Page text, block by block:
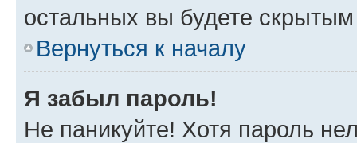
остальных вы будете
Вернуться к началу
Я забыл пароль!
Не паникуйте! Хотя пароль